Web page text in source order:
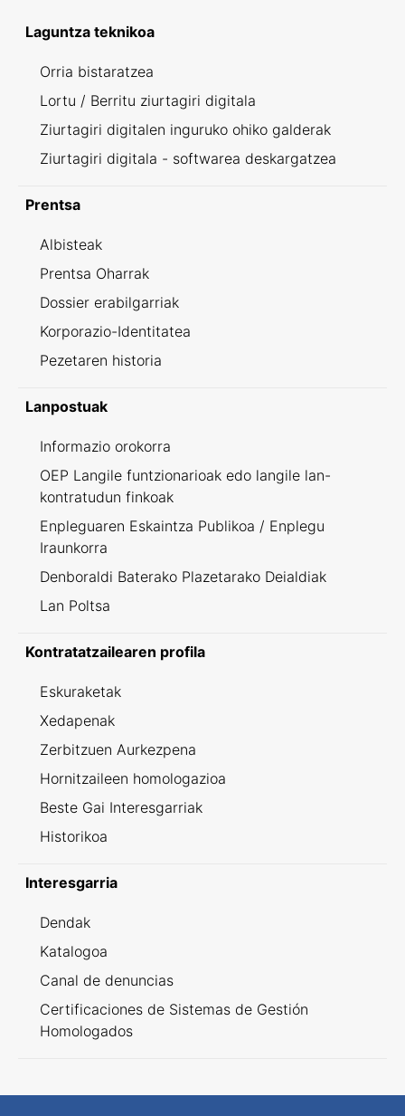
Laguntza teknikoa
Orria bistaratzea
Lortu / Berritu ziurtagiri digitala
Ziurtagiri digitalen inguruko ohiko galderak
Ziurtagiri digitala - softwarea deskargatzea
Prentsa
Albisteak
Prentsa Oharrak
Dossier erabilgarriak
Korporazio-Identitatea
Pezetaren historia
Lanpostuak
Informazio orokorra
OEP Langile funtzionarioak edo langile lan-
kontratudun finkoak
Enpleguaren Eskaintza Publikoa / Enplegu
Iraunkorra
Denboraldi Baterako Plazetarako Deialdiak
Lan Poltsa
Kontratatzailearen profila
Eskuraketak
Xedapenak
Zerbitzuen Aurkezpena
Hornitzaileen homologazioa
Beste Gai Interesgarriak
Historikoa
Interesgarria
Dendak
Katalogoa
Canal de denuncias
Certificaciones de Sistemas de Gestión
Homologados